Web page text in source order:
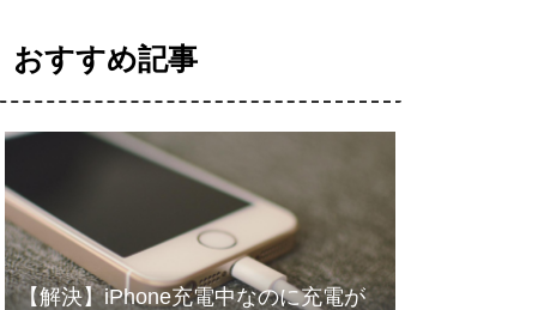
おすすめ記事
【解決】iPhone充電中なのに充電が